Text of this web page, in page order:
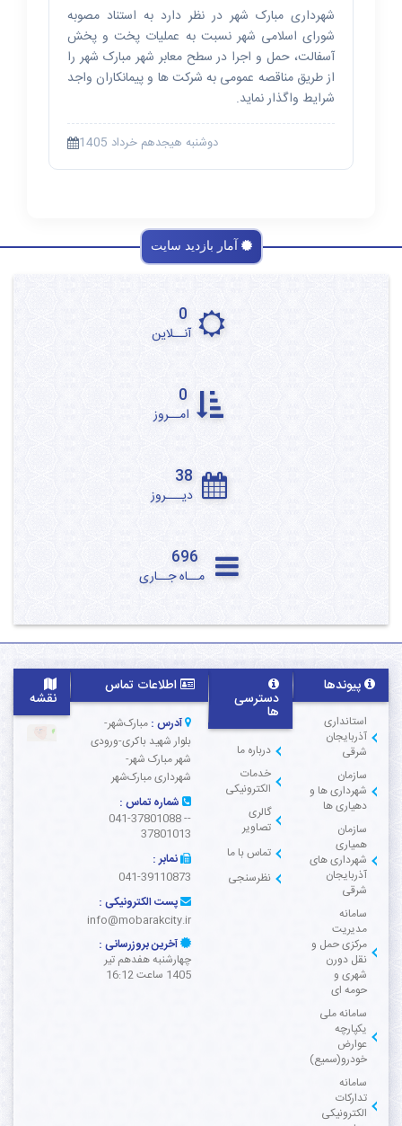
شهرداری مبارک شهر در نظر دارد به استناد مصوبه
شورای اسلامی شهر نسبت به عملیات پخت و پخش
آسفالت، حمل و اجرا در سطح معابر شهر مبارک شهر را
از طریق مناقصه عمومی به شرکت ها و پیمانکاران واجد
شرایط واگذار نماید.
دوشنبه هیجدهم خرداد 1405
آمار بازدید سایت
0
آنــلاین
0
امــروز
38
دیـــروز
696
مــاه جــاری
پیوندها
استانداری
آذربایجان
شرقی
سازمان
شهرداری ها و
دهیاری ها
سازمان
همیاری
شهرداری های
آذربایجان
شرقی
سامانه
مدیریت
مرکزی حمل و
نقل دورن
شهری و
حومه ای
سامانه ملی
یکپارچه
عوارض
خودرو(سمیع)
سامانه
تدارکات
الکترونیکی
دسترسی
ها
درباره ما
خدمات
الکترونیکی
گالری
تصاویر
تماس با ما
نظرسنجی
اطلاعات تماس
آدرس : مبارک‌شهر-
بلوار شهید باکری-ورودی
شهر مبارک شهر-
شهرداری مبارک‌شهر
شماره تماس :
041-37801088 --
37801013
نمابر :
041-39110873
پست الکترونیکی :
info@mobarakcity.ir
آخرین بروزرسانی :
چهارشنبه هفدهم تير
1405 ساعت 16:12
نقشه